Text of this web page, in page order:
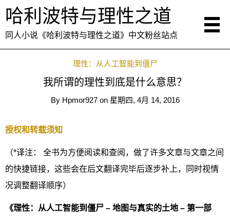
哈利波特与理性之道
同人小说《哈利波特与理性之道》中文粉丝站点
理性：从人工智能到僵尸
我所谓的理性到底是什么意思？
By Hpmor927 on 星期四, 4月 14, 2016
授权和转载须知
（*译注： 全书为方便阅读和查阅，做了许多文章与文章之间
的快捷链接，这些会在后文翻译完毕后逐步补上，同时视情
况调整翻译顺序）
《理性：从人工智能到僵尸 – 地图与真实的土地 – 第一部